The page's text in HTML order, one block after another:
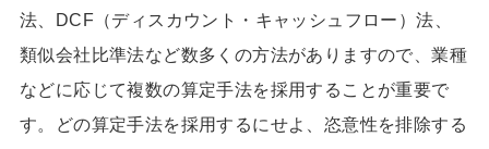
法、DCF（ディスカウント・キャッシュフロー）法、
類似会社比準法など数多くの方法がありますので、業種
などに応じて複数の算定手法を採用することが重要で
す。どの算定手法を採用するにせよ、恣意性を排除する